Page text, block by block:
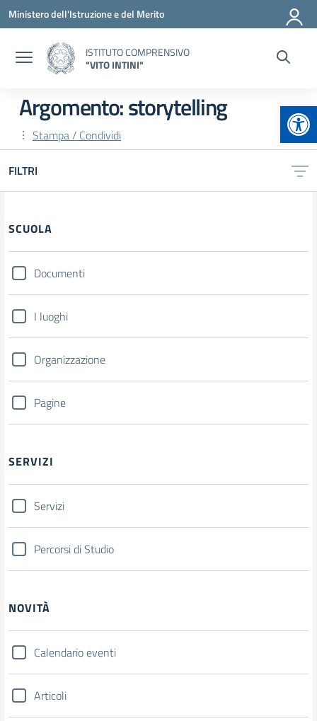
Vai ai contenuti
Vai al menu di navigazione
Vai al footer
Ministero dell'Istruzione e del Merito
ISTITUTO COMPRENSIVO
"VITO INTINI"
Argomento: storytelling
Stampa / Condividi
FILTRI
Filtri
SCUOLA
Documenti
I luoghi
Organizzazione
Pagine
SERVIZI
Servizi
Percorsi di Studio
NOVITÀ
Calendario eventi
Articoli